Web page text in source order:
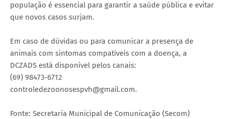
população é essencial para garantir a saúde pública e evitar
que novos casos surjam.
Em caso de dúvidas ou para comunicar a presença de
animais com sintomas compatíveis com a doença, a
DCZADS está disponível pelos canais:
(69) 98473-6712
controledezoonosespvh@gmail.com.
Fonte: Secretaria Municipal de Comunicação (Secom)